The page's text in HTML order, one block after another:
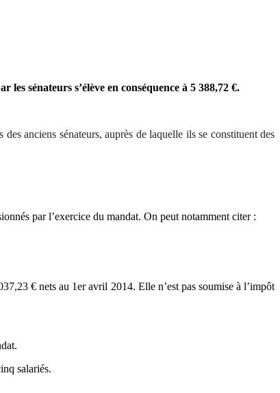
les sénateurs s’élève en conséquence à 5 388,72 €.
anciens sénateurs, auprès de laquelle ils se constituent des
par l’exercice du mandat. On peut notamment citer :
€ nets au 1er avril 2014. Elle n’est pas soumise à l’impôt
salariés.